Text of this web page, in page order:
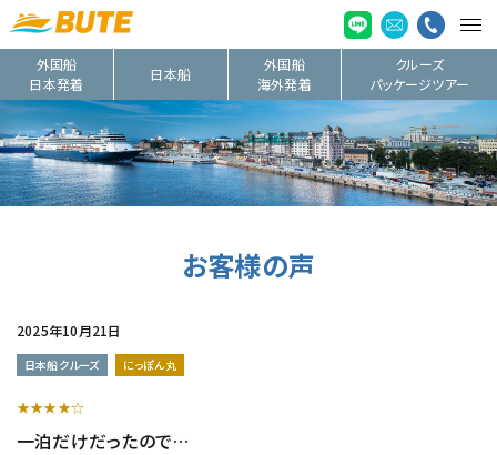
外国船
日本発着
日本船
外国船
海外発着
クルーズ
パッケージツアー
お客様の声
2025年10月21日
日本船クルーズ にっぽん丸
★★★★☆
一泊だけだったので…